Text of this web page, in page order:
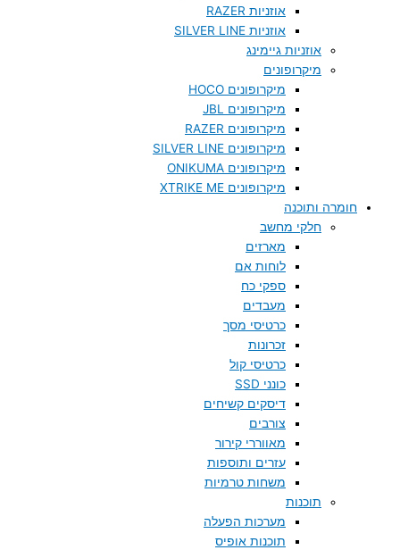
אוזניות RAZER
אוזניות SILVER LINE
אוזניות גיימינג
מיקרופונים
מיקרופונים HOCO
מיקרופונים JBL
מיקרופונים RAZER
מיקרופונים SILVER LINE
מיקרופונים ONIKUMA
מיקרופונים XTRIKE ME
חומרה ותוכנה
חלקי מחשב
מארזים
לוחות אם
ספקי כח
מעבדים
כרטיסי מסך
זכרונות
כרטיסי קול
כונני SSD
דיסקים קשיחים
צורבים
מאווררי קירור
עזרים ותוספות
משחות טרמיות
תוכנות
מערכות הפעלה
תוכנות אופיס